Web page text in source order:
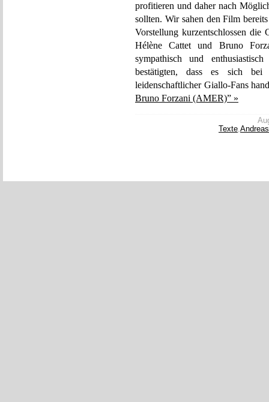
profitieren und daher nach
sollten. Wir sahen den Film
Vorstellung kurzentschlossen die
Hélène Cattet und Bruno
sympathisch und
bestätigten, dass es sich
leidenschaftlicher Giallo-Fans
Bruno Forzani (AMER)” »
Texte,Andreas